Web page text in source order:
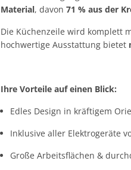
Material, davon71 % aus der
Die Küchenzeile wird komplett
hochwertige Ausstattung bietet
Ihre Vorteile auf einen Blick:
Edles Design in kräftigem
Inklusive aller Elektrogeräte
Große Arbeitsflächen &